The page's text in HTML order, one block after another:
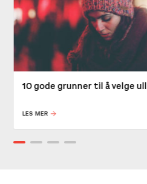
10 gode grunner til å velge ull
LES MER